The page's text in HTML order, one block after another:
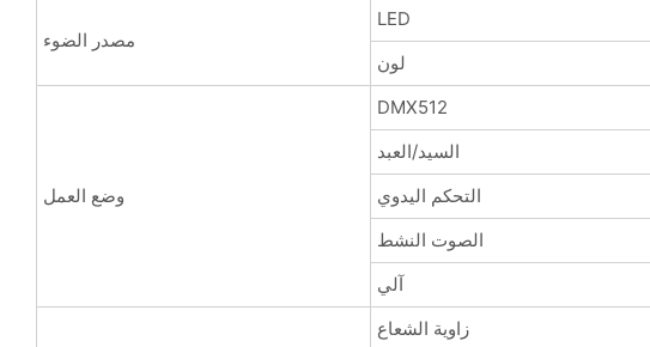
مصدر الضوء
LED
لون
وضع العمل
DMX512
السيد/العبد
التحكم اليدوي
الصوت النشط
آلي
زاوية الشعاع